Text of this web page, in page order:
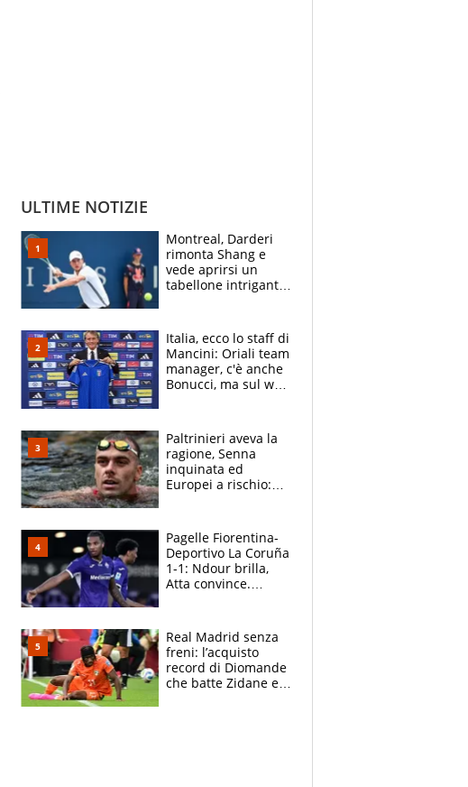
ULTIME NOTIZIE
Montreal, Darderi
rimonta Shang e
vede aprirsi un
tabellone intrigante:
felice del mio livello"
Italia, ecco lo staff di
Mancini: Oriali team
manager, c'è anche
Bonucci, ma sul web
Paltrinieri aveva la
ragione, Senna
inquinata ed
Europei a rischio:
adesso
Pagelle Fiorentina-
Deportivo La Coruña
1-1: Ndour brilla,
Atta convince.
Real Madrid senza
freni: l’acquisto
record di Diomande
che batte Zidane e